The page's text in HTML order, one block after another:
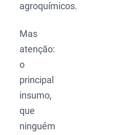
agroquímicos.
Mas
atenção:
o
principal
insumo,
que
ninguém